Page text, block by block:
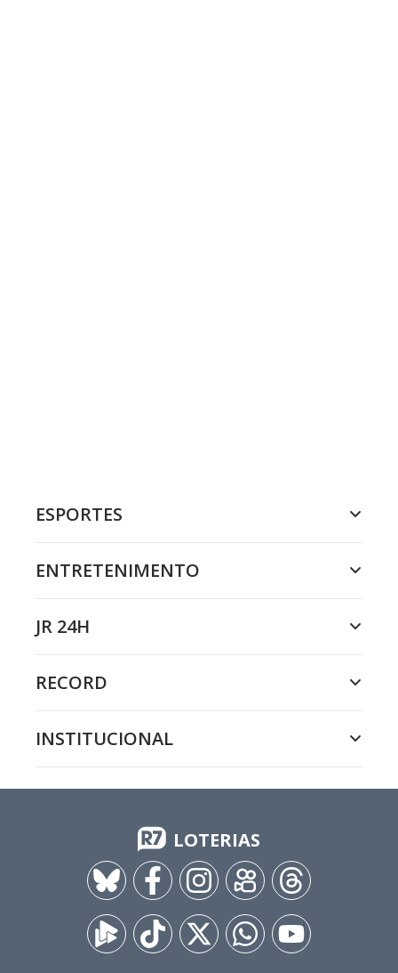
ESPORTES
ENTRETENIMENTO
JR 24H
RECORD
INSTITUCIONAL
LOTERIAS